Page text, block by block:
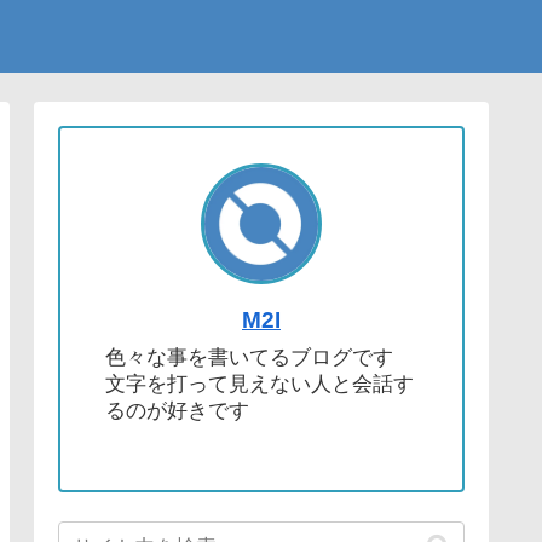
M2I
色々な事を書いてるブログです
文字を打って見えない人と会話す
るのが好きです